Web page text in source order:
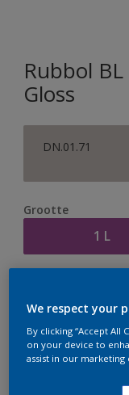
Rubbol
Gloss
DN.01.71
Grootte
1 L
te bestellen.
We respect your
By clicking “Accept All
on your device to
assist in our marketing